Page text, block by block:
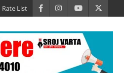
Rate List